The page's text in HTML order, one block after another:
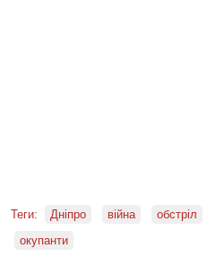
Теги: Дніпро війна обстріл
окупанти